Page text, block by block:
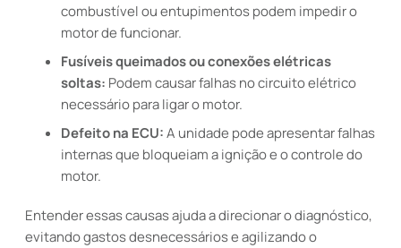
combustível ou entupimentos podem impedir o
motor de funcionar.
Fusíveis queimados ou conexões elétricas
soltas: Podem causar falhas no circuito elétrico
necessário para ligar o motor.
Defeito na ECU:A unidade pode apresentar falhas
internas que bloqueiam a ignição e o controle do
motor.
Entender essas causas ajuda a direcionar o diagnóstico,
evitando gastos desnecessários e agilizando o